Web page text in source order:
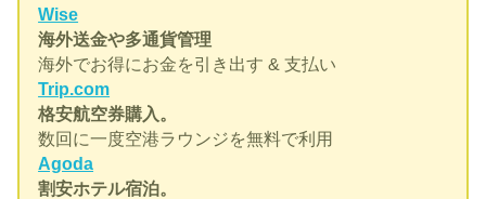
Wise
海外送金や多通貨管理
海外でお得にお金を引き出す & 支払い
Trip.com
格安航空券購入。
数回に一度空港ラウンジを無料で利用
Agoda
割安ホテル宿泊。